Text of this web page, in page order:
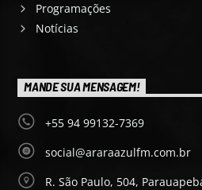
Programações
Notícias
MANDE SUA MENSAGEM!
+55 94 99132-7369
social@araraazulfm.com.br
R. São Paulo, 504,